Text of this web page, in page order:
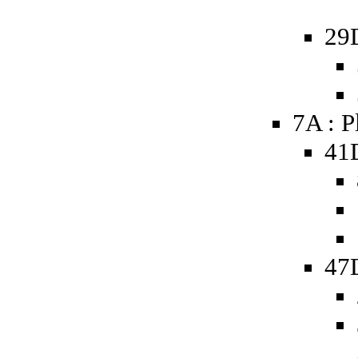
7A :